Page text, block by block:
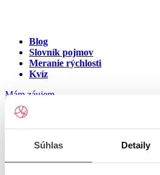
Súhlas Detaily
Blog
Slovník pojmov
Meranie rýchlosti
Kvíz
Mám záujem
Internet v meste
Zadajte ulicu a číslo pre zobrazenie